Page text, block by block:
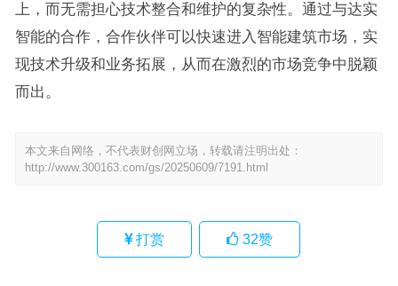
上，而无需担心技术整合和维护的复杂性。通过与达实
智能的合作，合作伙伴可以快速进入智能建筑市场，实
现技术升级和业务拓展，从而在激烈的市场竞争中脱颖
而出。
本文来自网络，不代表财创网立场，转载请注明出处：
http://www.300163.com/gs/20250609/7191.html
打赏 32赞